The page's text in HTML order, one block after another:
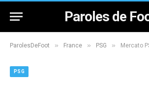
Paroles de
ParolesDeFoot » France » PSG » Mercato
PSG